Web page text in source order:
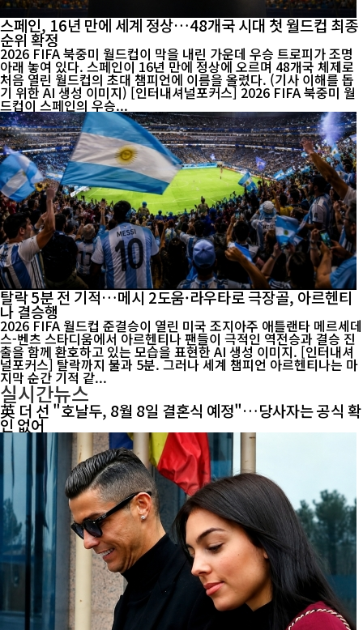
스페인, 16년 만에 세계 정상…48개국 시대 첫 월드컵 최종
순위 확정
2026 FIFA 북중미 월드컵이 막을 내린 가운데 우승 트로피가 조명
아래 놓여 있다. 스페인이 16년 만에 정상에 오르며 48개국 체제로
처음 열린 월드컵의 초대 챔피언에 이름을 올렸다. (기사 이해를 돕
기 위한 AI 생성 이미지) [인터내셔널포커스] 2026 FIFA 북중미 월
드컵이 스페인의 우승...
탈락 5분 전 기적…메시 2도움·라우타로 극장골, 아르헨티
나 결승행
2026 FIFA 월드컵 준결승이 열린 미국 조지아주 애틀랜타 메르세데
스-벤츠 스타디움에서 아르헨티나 팬들이 극적인 역전승과 결승 진
출을 함께 환호하고 있는 모습을 표현한 AI 생성 이미지. [인터내셔
널포커스] 탈락까지 불과 5분. 그러나 세계 챔피언 아르헨티나는 마
지막 순간 기적 같...
실시간뉴스
英 더 선 "호날두, 8월 8일 결혼식 예정"…당사자는 공식 확
인 없어